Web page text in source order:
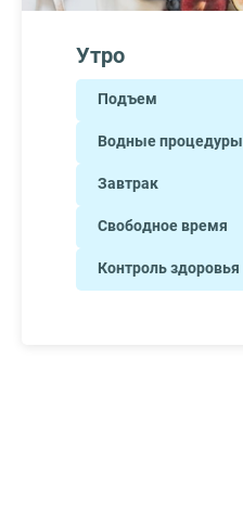
Утро
Подъем
Водные процедуры
Завтрак
Свободное время
Контроль здоровья